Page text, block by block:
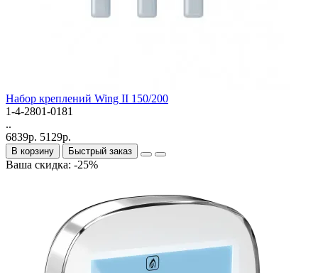
Набор креплений Wing II 150/200
1-4-2801-0181
..
6839р. 5129р.
В корзину Быстрый заказ
Ваша скидка: -25%